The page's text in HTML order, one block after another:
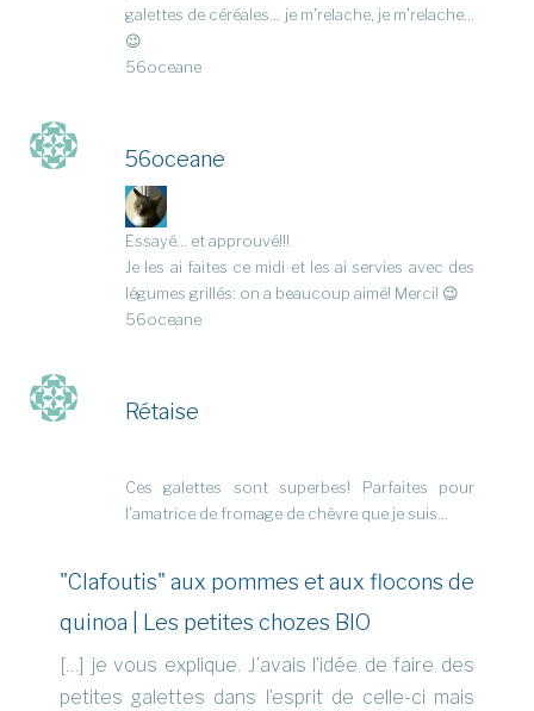
galettes de céréales… je m’relache, je m’relache…
😉
56oceane
56oceane
Essayé… et approuvé!!!
Je les ai faites ce midi et les ai servies avec des
légumes grillés: on a beaucoup aimé! Merci! 😉
56oceane
Rétaise
Ces galettes sont superbes! Parfaites pour
l’amatrice de fromage de chèvre que je suis…
"Clafoutis" aux pommes et aux flocons de
quinoa | Les petites chozes BIO
[…] je vous explique. J’avais l’idée de faire des
petites galettes dans l’esprit de celle-ci mais